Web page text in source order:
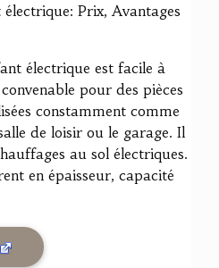
Prix, Avantages
électrique est facile à
pour des pièces
constamment comme
de loisir ou le garage. Il
au sol électriques.
en épaisseur, capacité